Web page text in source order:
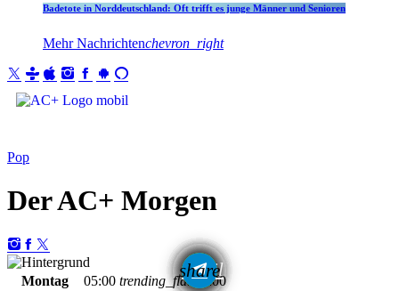
Badetote in Norddeutschland: Oft trifft es junge Männer und Senioren
Mehr Nachrichtenchevron_right
Pop
Der AC+ Morgen
share
email
Montag 05:00 trending_flat 10:00